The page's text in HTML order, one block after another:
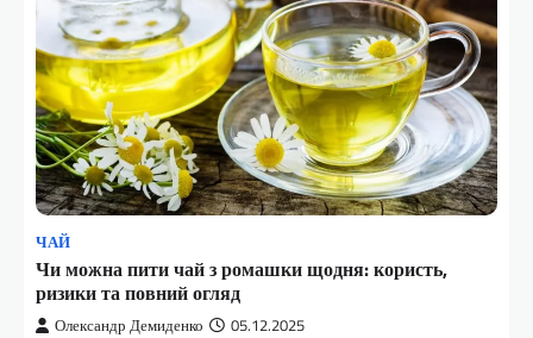
ЧАЙ
Чи можна пити чай з ромашки щодня: користь,
ризики та повний огляд
Олександр Демиденко 05.12.2025